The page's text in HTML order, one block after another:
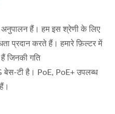
हैं। हम इस श्रेणी के लिए
प्रदान करते हैं। हमारे फ़िल्टर में
जिनकी गति
टी है। PoE, PoE+ उपलब्ध